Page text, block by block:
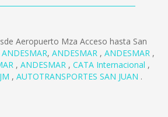
Aeropuerto Mza Acceso hasta San
ANDESMAR, ANDESMAR , ANDESMAR ,
, ANDESMAR , CATA Internacional ,
, AUTOTRANSPORTES SAN JUAN .